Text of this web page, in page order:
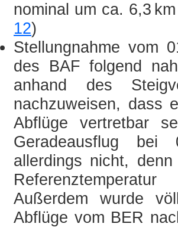
nominal um ca. 6,3
12)
Stellungnahme vom
des BAF folgend
anhand des
nachzuweisen, dass
Abflüge vertretbar
Geradeausflug bei
allerdings nicht,
Außerdem wurde
Abflüge vom BER